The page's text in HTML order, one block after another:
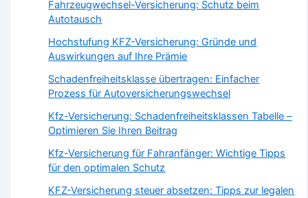
Fahrzeugwechsel-Versicherung: Schutz beim
Autotausch
Hochstufung KFZ-Versicherung: Gründe und
Auswirkungen auf Ihre Prämie
Schadenfrei­heits­klasse über­tragen: Einfacher
Prozess für Autoversicherungswechsel
Kfz-Versicherung: Schadenfreiheitsklassen Tabelle –
Optimieren Sie Ihren Beitrag
Kfz-Versicherung für Fahranfänger: Wichtige Tipps
für den optimalen Schutz
KFZ-Versicherung steuer absetzen: Tipps zur legalen